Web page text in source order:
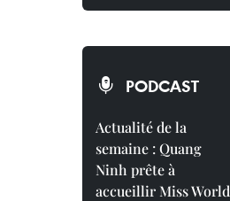
PODCAST
Actualité de la
semaine : Quang
Ninh prête à
accueillir Miss World